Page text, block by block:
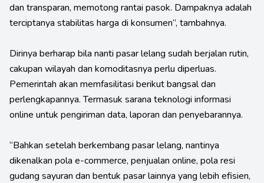
dan transparan, memotong rantai pasok. Dampaknya adalah
terciptanya stabilitas harga di konsumen”, tambahnya.
Dirinya berharap bila nanti pasar lelang sudah berjalan rutin,
cakupan wilayah dan komoditasnya perlu diperluas.
Pemerintah akan memfasilitasi berikut bangsal dan
perlengkapannya. Termasuk sarana teknologi informasi
online untuk pengiriman data, laporan dan penyebarannya.
“Bahkan setelah berkembang pasar lelang, nantinya
dikenalkan pola e-commerce, penjualan online, pola resi
gudang sayuran dan bentuk pasar lainnya yang lebih efisien,